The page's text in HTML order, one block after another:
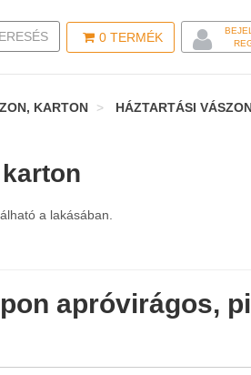
0 TERMÉK
SEARCH
KARTON HÁZTARTÁSI
a lakásában.
apróvirágos,